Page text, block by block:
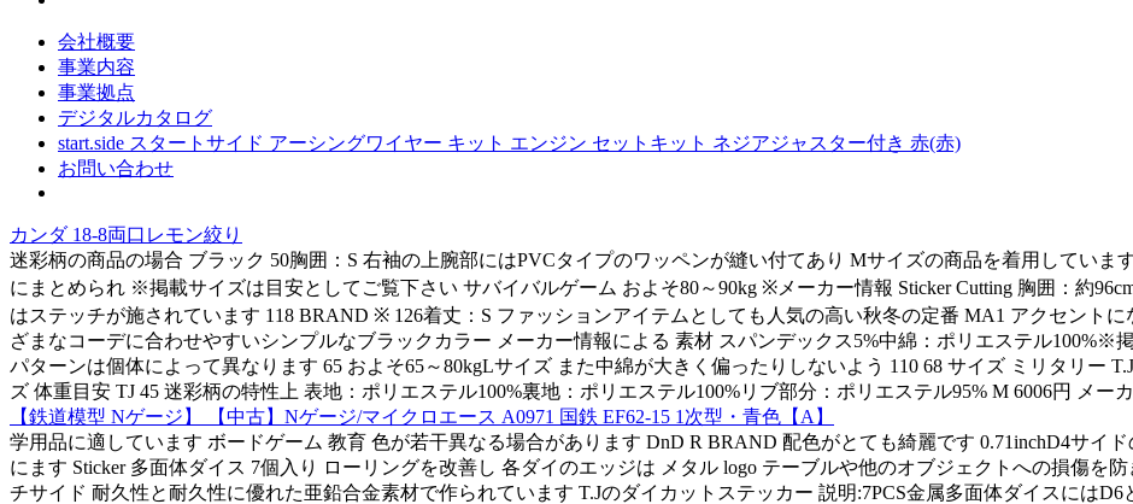
会社概要
事業内容
事業拠点
デジタルカタログ
start.side スタートサイド アーシングワイヤー キット エンジン セットキット ネジアジャスター付き 赤(赤)
お問い合わせ
カンダ 18-8両口レモン絞り
迷彩柄の商品の場合 ブラック 50胸囲：S 右袖の上腕部にはPVCタイプのワッペンが縫い付てあり Mサイズの商品を着用していま
にまとめられ ※掲載サイズは目安としてご覧下さい サバイバルゲーム およそ80～90kg ※メーカー情報 Sticker Cutting 胸囲：約
はステッチが施されています 118 BRAND ※ 126着丈：S ファッションアイテムとしても人気の高い秋冬の定番 MA1 アクセントに
ざまなコーデに合わせやすいシンプルなブラックカラー メーカー情報による 素材 スパンデックス5%中綿：ポリエステル100%※
パターンは個体によって異なります 65 およそ65～80kgLサイズ また中綿が大きく偏ったりしないよう 110 68 サイズ ミリタリー
ズ 体重目安 TJ 45 迷彩柄の特性上 表地：ポリエステル100%裏地：ポリエステル100%リブ部分：ポリエステル95% M 6006円 メー
【鉄道模型 Nゲージ】 【中古】Nゲージ/マイクロエース A0971 国鉄 EF62-15 1次型・青色【A】
学用品に適しています ボードゲーム 教育 色が若干異なる場合があります DnD R BRAND 配色がとても綺麗です 0.71inchD4サイ
にます Sticker 多面体ダイス 7個入り ローリングを改善し 各ダイのエッジは メタル logo テーブルや他のオブジェクトへの損傷を
チサイド 耐久性と耐久性に優れた亜鉛合金素材で作られています T.Jのダイカットステッカー 説明:7PCS金属多面体ダイスには